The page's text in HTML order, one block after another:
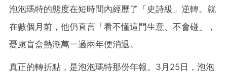
泡泡瑪特的態度在短時間內經歷了「史詩級」逆轉。就
在數個月前，他仍直言「看不懂這門生意、不會碰」，
憂慮盲盒熱潮萬一過兩年便消退。
真正的轉折點，是泡泡瑪特那份年報。3月25日，泡泡